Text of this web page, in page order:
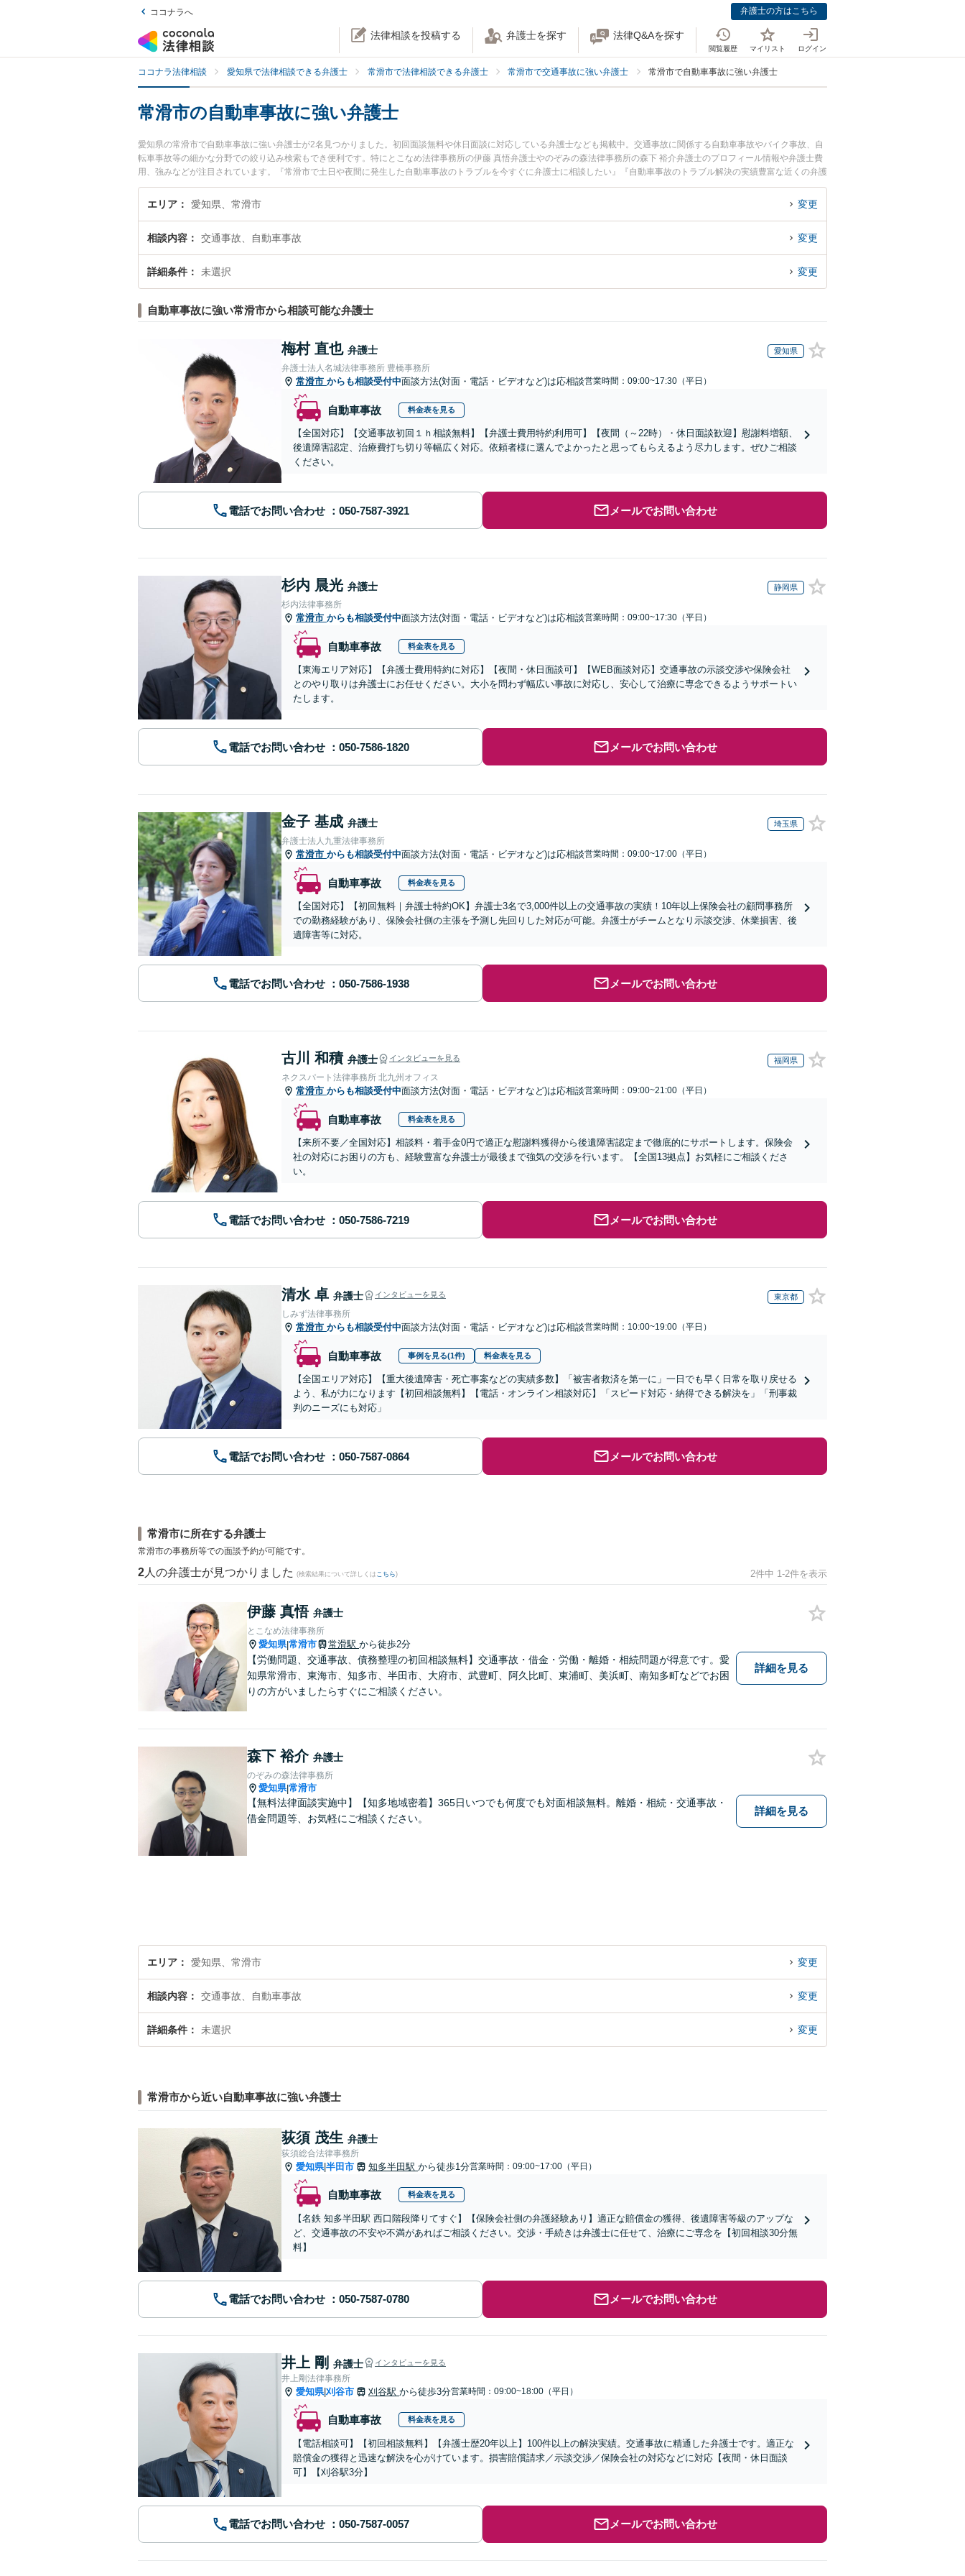
ココナラへ 弁護士の方はこちら
法律相談を投稿する 弁護士を探す 法律Q&Aを探す
閲覧履歴 マイリスト ログイン
ココナラ法律相談 愛知県で法律相談できる弁護士 常滑市で法律相談できる弁護士 常滑市で交通事故に強い弁護士 常滑市で自動車事故に強い弁護士
常滑市の自動車事故に強い弁護士
愛知県の常滑市で自動車事故に強い弁護士が2名見つかりました。初回面談無料や休日面談に対応している弁護士なども掲載中。交通事故に関係する自動車事故やバイク事故、自
転車事故等の細かな分野での絞り込み検索もでき便利です。特にとこなめ法律事務所の伊藤 真悟弁護士やのぞみの森法律事務所の森下 裕介弁護士のプロフィール情報や弁護士費
用、強みなどが注目されています。『常滑市で土日や夜間に発生した自動車事故のトラブルを今すぐに弁護士に相談したい』『自動車事故のトラブル解決の実績豊富な近くの弁護
士を検索したい』『初回相談無料で自動車事故を法律相談できる常滑市内の弁護士に相談予約したい』などでお困りの相談者さんにおすすめです。
エリア 愛知県、常滑市 変更
相談内容 交通事故、自動車事故 変更
詳細条件 未選択 変更
自動車事故に強い常滑市から相談可能な弁護士
梅村 直也 弁護士 愛知県
弁護士法人名城法律事務所 豊橋事務所
常滑市 からも相談受付中面談方法(対面・電話・ビデオなど)は応相談営業時間：09:00~17:30（平日）
自動車事故 料金表を見る
【全国対応】【交通事故初回１ｈ相談無料】【弁護士費用特約利用可】【夜間（～22時）・休日面談歓迎】慰謝料増額、
後遺障害認定、治療費打ち切り等幅広く対応。依頼者様に選んでよかったと思ってもらえるよう尽力します。ぜひご相談
ください。
電話でお問い合わせ メールでお問い合わせ
杉内 晨光 弁護士 静岡県
杉内法律事務所
常滑市 からも相談受付中面談方法(対面・電話・ビデオなど)は応相談営業時間：09:00~17:30（平日）
自動車事故 料金表を見る
【東海エリア対応】【弁護士費用特約に対応】【夜間・休日面談可】【WEB面談対応】交通事故の示談交渉や保険会社
とのやり取りは弁護士にお任せください。大小を問わず幅広い事故に対応し、安心して治療に専念できるようサポートい
たします。
電話でお問い合わせ メールでお問い合わせ
金子 基成 弁護士 埼玉県
弁護士法人九重法律事務所
常滑市 からも相談受付中面談方法(対面・電話・ビデオなど)は応相談営業時間：09:00~17:00（平日）
自動車事故 料金表を見る
【全国対応】【初回無料｜弁護士特約OK】弁護士3名で3,000件以上の交通事故の実績！10年以上保険会社の顧問事務所
での勤務経験があり、保険会社側の主張を予測し先回りした対応が可能。弁護士がチームとなり示談交渉、休業損害、後
遺障害等に対応。
電話でお問い合わせ メールでお問い合わせ
古川 和積 弁護士 インタビューを見る 福岡県
ネクスパート法律事務所 北九州オフィス
常滑市 からも相談受付中面談方法(対面・電話・ビデオなど)は応相談営業時間：09:00~21:00（平日）
自動車事故 料金表を見る
【来所不要／全国対応】相談料・着手金0円で適正な慰謝料獲得から後遺障害認定まで徹底的にサポートします。保険会
社の対応にお困りの方も、経験豊富な弁護士が最後まで強気の交渉を行います。【全国13拠点】お気軽にご相談くださ
い。
電話でお問い合わせ メールでお問い合わせ
清水 卓 弁護士 インタビューを見る 東京都
しみず法律事務所
常滑市 からも相談受付中面談方法(対面・電話・ビデオなど)は応相談営業時間：10:00~19:00（平日）
自動車事故 事例を見る(1件) 料金表を見る
【全国エリア対応】【重大後遺障害・死亡事案などの実績多数】「被害者救済を第一に」一日でも早く日常を取り戻せる
よう、私が力になります【初回相談無料】【電話・オンライン相談対応】「スピード対応・納得できる解決を」「刑事裁
判のニーズにも対応」
電話でお問い合わせ メールでお問い合わせ
常滑市に所在する弁護士
常滑市の事務所等での面談予約が可能です。
2 人の弁護士が見つかりました (検索結果について詳しくは こちら) 2件中 1-2件を表示
伊藤 真悟 弁護士
とこなめ法律事務所
愛知県|常滑市 常滑駅 から徒歩2分
【労働問題、交通事故、債務整理の初回相談無料】交通事故・借金・労働・離婚・相続問題が得意です。愛
知県常滑市、東海市、知多市、半田市、大府市、武豊町、阿久比町、東浦町、美浜町、南知多町などでお困
りの方がいましたらすぐにご相談ください。
詳細を見る
森下 裕介 弁護士
のぞみの森法律事務所
愛知県|常滑市
【無料法律面談実施中】【知多地域密着】365日いつでも何度でも対面相談無料。離婚・相続・交通事故・
借金問題等、お気軽にご相談ください。
詳細を見る
エリア 愛知県、常滑市 変更
相談内容 交通事故、自動車事故 変更
詳細条件 未選択 変更
常滑市から近い自動車事故に強い弁護士
荻須 茂生 弁護士
荻須総合法律事務所
愛知県|半田市 知多半田駅 から徒歩1分営業時間：09:00~17:00（平日）
自動車事故 料金表を見る
【名鉄 知多半田駅 西口階段降りてすぐ】【保険会社側の弁護経験あり】適正な賠償金の獲得、後遺障害等級のアップな
ど、交通事故の不安や不満があればご相談ください。交渉・手続きは弁護士に任せて、治療にご専念を【初回相談30分無
料】
電話でお問い合わせ メールでお問い合わせ
井上 剛 弁護士 インタビューを見る
井上剛法律事務所
愛知県|刈谷市 刈谷駅 から徒歩3分営業時間：09:00~18:00（平日）
自動車事故 料金表を見る
【電話相談可】【初回相談無料】【弁護士歴20年以上】100件以上の解決実績。交通事故に精通した弁護士です。適正な
賠償金の獲得と迅速な解決を心がけています。損害賠償請求／示談交渉／保険会社の対応などに対応【夜間・休日面談
可】【刈谷駅3分】
電話でお問い合わせ メールでお問い合わせ